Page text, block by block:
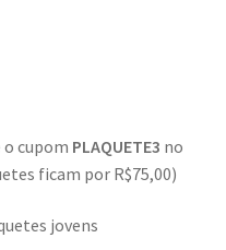
cupom PLAQUETE3 no
ficam por R$75,00)
jovens